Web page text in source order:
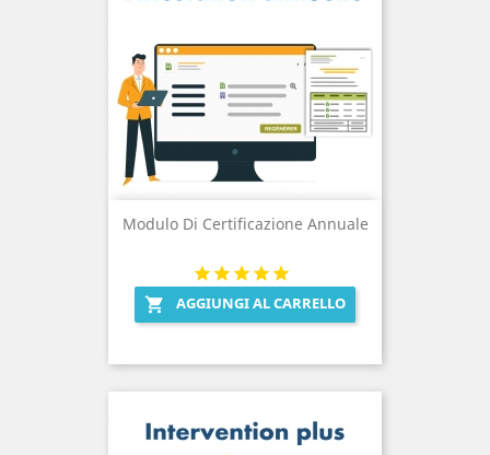
Modulo Di Certificazione Annuale
 AGGIUNGI AL CARRELLO